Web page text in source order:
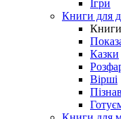
Ігри
Книги для
Книги
Казки
Вірші